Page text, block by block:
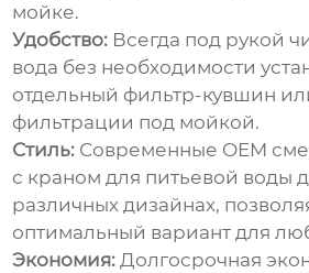
мойке.
Удобство: Всегда под рукой
вода без необходимости
отдельный фильтр-кувшин
фильтрации под мойкой.
Стиль: Современные OEM
с краном для питьевой воды
различных дизайнах,
оптимальный вариант для
Экономия: Долгосрочная